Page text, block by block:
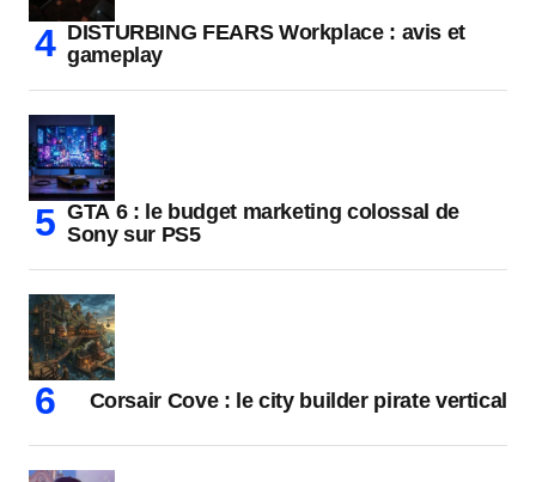
DISTURBING FEARS Workplace : avis et
gameplay
GTA 6 : le budget marketing colossal de
Sony sur PS5
Corsair Cove : le city builder pirate vertical